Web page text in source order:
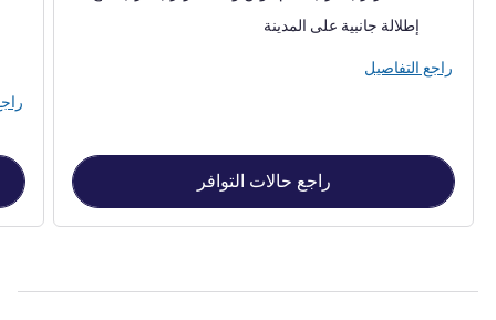
المناظر:إطلالة جانبية على المدينة
راجع التفاصيل
راجع حالات التوافر